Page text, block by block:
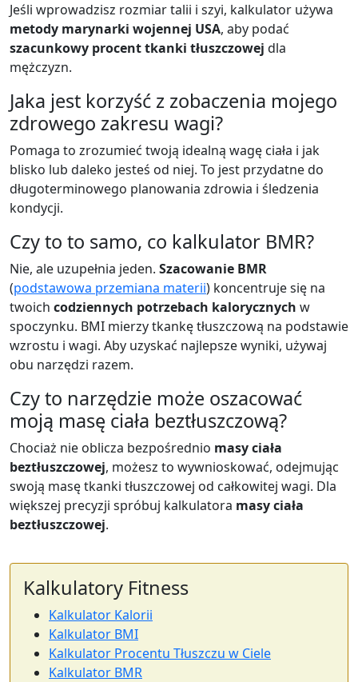
Jeśli wprowadzisz rozmiar talii i szyi, kalkulator używa
metody marynarki wojennej USA, aby podać
szacunkowy procent tkanki tłuszczowej dla
mężczyzn.
Jaka jest korzyść z zobaczenia mojego
zdrowego zakresu wagi?
Pomaga to zrozumieć twoją idealną wagę ciała i jak
blisko lub daleko jesteś od niej. To jest przydatne do
długoterminowego planowania zdrowia i śledzenia
kondycji.
Czy to to samo, co kalkulator BMR?
Nie, ale uzupełnia jeden. Szacowanie BMR
(podstawowa przemiana materii) koncentruje się na
twoich codziennych potrzebach kalorycznych w
spoczynku. BMI mierzy tkankę tłuszczową na podstawie
wzrostu i wagi. Aby uzyskać najlepsze wyniki, używaj
obu narzędzi razem.
Czy to narzędzie może oszacować
moją masę ciała beztłuszczową?
Chociaż nie oblicza bezpośrednio masy ciała
beztłuszczowej, możesz to wywnioskować, odejmując
swoją masę tkanki tłuszczowej od całkowitej wagi. Dla
większej precyzji spróbuj kalkulatora masy ciała
beztłuszczowej.
Kalkulatory Fitness
Kalkulator Kalorii
Kalkulator BMI
Kalkulator Procentu Tłuszczu w Ciele
Kalkulator BMR